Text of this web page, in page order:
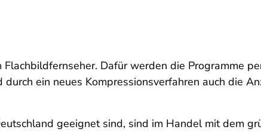
Dafür werden die Programme
ein neues Kompressionsverfahren auch die
geeignet sind, sind im Handel mit dem